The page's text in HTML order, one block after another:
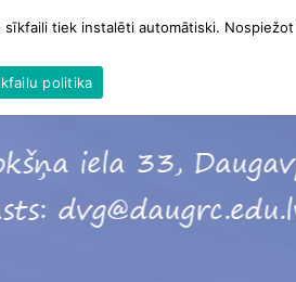
tiek instalēti automātiski.
politika